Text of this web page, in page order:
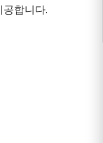
합니다.